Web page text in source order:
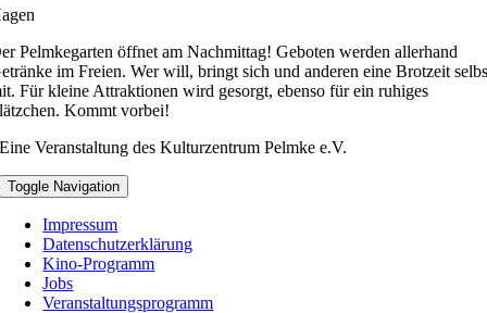
Pelmkegarten öffnet am Nachmittag! Geboten werden allerhand
im Freien. Wer will, bringt sich und anderen eine Brotzeit
Für kleine Attraktionen wird gesorgt, ebenso für ein ruhiges
Kommt vorbei!
Eine Veranstaltung des Kulturzentrum Pelmke e.V.
Toggle Navigation
Impressum
Datenschutzerklärung
Kino-Programm
Jobs
Veranstaltungsprogramm